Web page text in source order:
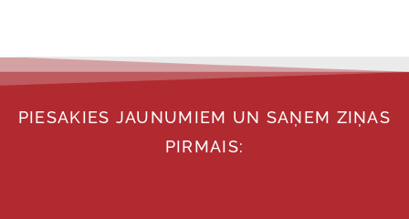
PIESAKIES JAUNUMIEM UN SAŅEM ZIŅAS
PIRMAIS: